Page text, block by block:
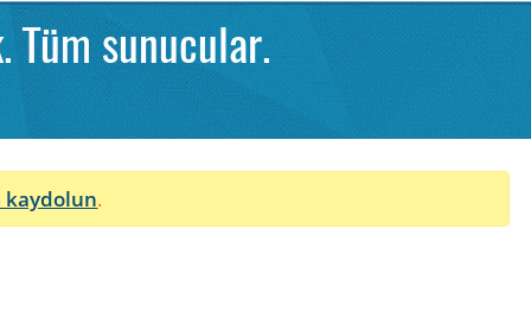
Tüm sunucular.
kaydolun.